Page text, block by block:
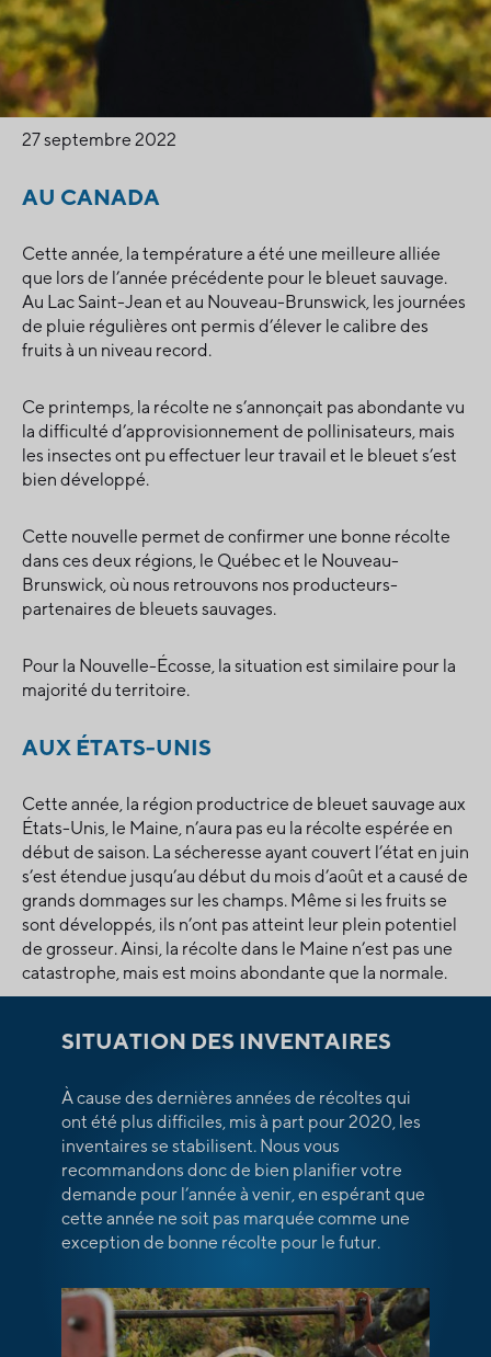
27 septembre 2022
AU CANADA
Cette année, la température a été une meilleure alliée
que lors de l’année précédente pour le bleuet sauvage.
Au Lac Saint-Jean et au Nouveau-Brunswick, les journées
de pluie régulières ont permis d’élever le calibre des
fruits à un niveau record.
Ce printemps, la récolte ne s’annonçait pas abondante vu
la difficulté d’approvisionnement de pollinisateurs, mais
les insectes ont pu effectuer leur travail et le bleuet s’est
bien développé.
Cette nouvelle permet de confirmer une bonne récolte
dans ces deux régions, le Québec et le Nouveau-
Brunswick, où nous retrouvons nos producteurs-
partenaires de bleuets sauvages.
Pour la Nouvelle-Écosse, la situation est similaire pour la
majorité du territoire.
AUX ÉTATS-UNIS
Cette année, la région productrice de bleuet sauvage aux
États-Unis, le Maine, n’aura pas eu la récolte espérée en
début de saison. La sécheresse ayant couvert l’état en juin
s’est étendue jusqu’au début du mois d’août et a causé de
grands dommages sur les champs. Même si les fruits se
sont développés, ils n’ont pas atteint leur plein potentiel
de grosseur. Ainsi, la récolte dans le Maine n’est pas une
catastrophe, mais est moins abondante que la normale.
SITUATION DES INVENTAIRES
À cause des dernières années de récoltes qui
ont été plus difficiles, mis à part pour 2020, les
inventaires se stabilisent. Nous vous
recommandons donc de bien planifier votre
demande pour l’année à venir, en espérant que
cette année ne soit pas marquée comme une
exception de bonne récolte pour le futur.